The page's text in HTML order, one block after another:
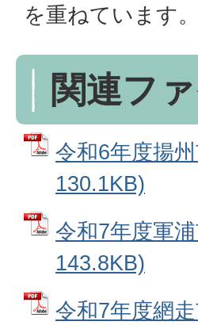
を重ねています。
関連フ
令和6年度揚
130.1KB)
令和7年度軍
143.8KB)
令和7年度網